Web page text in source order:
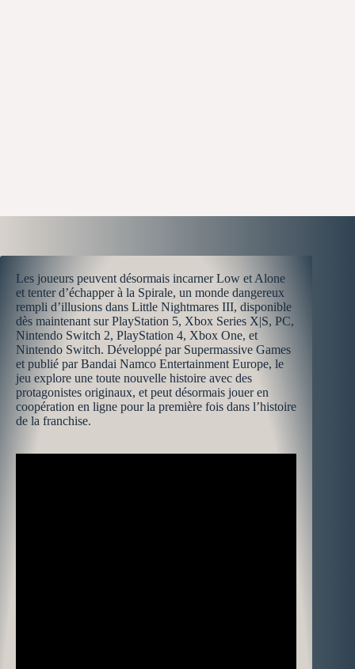
Les joueurs peuvent désormais incarner Low et Alone
et tenter d’échapper à la Spirale, un monde dangereux
rempli d’illusions dans Little Nightmares III, disponible
dès maintenant sur PlayStation 5, Xbox Series X|S, PC,
Nintendo Switch 2, PlayStation 4, Xbox One, et
Nintendo Switch. Développé par Supermassive Games
et publié par Bandai Namco Entertainment Europe, le
jeu explore une toute nouvelle histoire avec des
protagonistes originaux, et peut désormais jouer en
coopération en ligne pour la première fois dans l’histoire
de la franchise.